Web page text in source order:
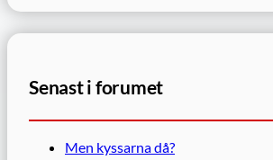
Senast i forumet
Men kyssarna då?